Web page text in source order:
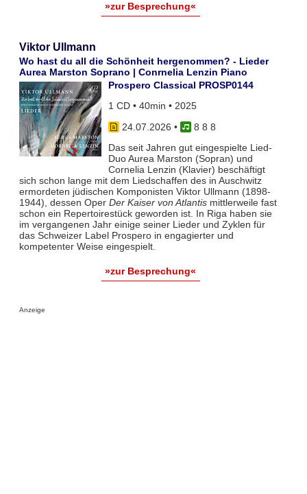
»zur Besprechung«
Viktor Ullmann
Wo hast du all die Schönheit hergenommen? - Lieder
Aurea Marston Soprano | Conrnelia Lenzin Piano
Prospero Classical PROSP0144
1 CD • 40min • 2025
24.07.2026 •
8 8 8
Das seit Jahren gut eingespielte Lied-
Duo Aurea Marston (Sopran) und
Cornelia Lenzin (Klavier) beschäftigt
sich schon lange mit dem Liedschaffen des in Auschwitz
ermordeten jüdischen Komponisten Viktor Ullmann (1898-
1944), dessen Oper Der Kaiser von Atlantismittlerweile fast
schon ein Repertoirestück geworden ist. In Riga haben sie
im vergangenen Jahr einige seiner Lieder und Zyklen für
das Schweizer Label Prospero in engagierter und
kompetenter Weise eingespielt.
»zur Besprechung«
Anzeige